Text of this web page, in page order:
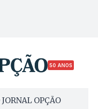
50 ANOS
OPÇÃO